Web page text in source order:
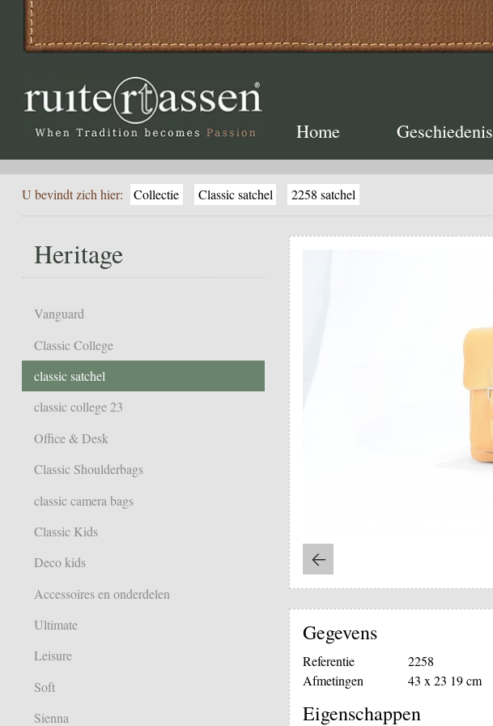
Home Geschiedenis
U bevindt zich hier: Collectie Classic satchel 2258 satchel
Heritage
Vanguard
Classic College
classic satchel
classic college 23
Office & Desk
Classic Shoulderbags
classic camera bags
Classic Kids
Deco kids
Accessoires en onderdelen
Ultimate
Leisure
Soft
Sienna
Gegevens
Referentie
2258
Afmetingen
43 x 23 19 cm
Eigenschappen